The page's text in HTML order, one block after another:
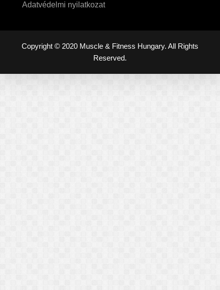
Adatvédelmi nyilatkozat
Copyright © 2020 Muscle & Fitness Hungary. All Rights
Reserved.